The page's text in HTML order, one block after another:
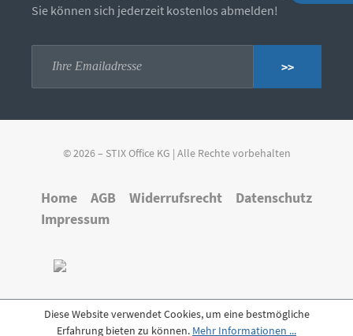
Sie können sich jederzeit kostenlos abmelden!
>>
© 2026 – STIX Office KG | Alle Rechte vorbehalten
Home AGB Widerrufsrecht
Datenschutz
Impressum
Diese Website verwendet Cookies, um eine bestmögliche
Erfahrung bieten zu können. Mehr Informationen ...